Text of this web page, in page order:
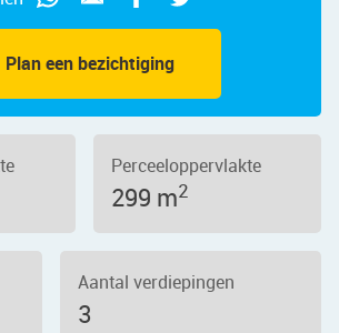
Plan een bezichtiging
Perceeloppervlakte
299 m2
Aantal verdiepingen
3